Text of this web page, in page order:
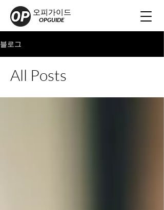
오피가이드
OPGUIDE
블로그
All Posts